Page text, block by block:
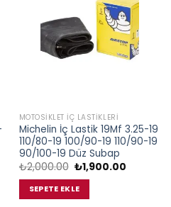
MOTOSIKLET İÇ LASTIKLERI
Michelin İç Lastik 19Mf 3.25-19
110/80-19 100/90-19 110/90-19
90/100-19 Düz Subap
₺2,000.00 Orijinal
fiyat:
₺2,000.00.
₺1,900.00Şu
SEPETE EKLE